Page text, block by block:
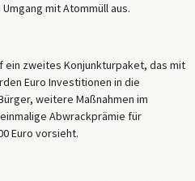
mit Atommüll aus.
ein zweites Konjunkturpaket, das mit
Euro Investitionen in die
weitere Maßnahmen im
Abwrackprämie für
Euro vorsieht.